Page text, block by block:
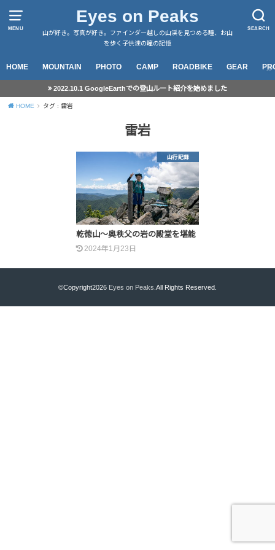
MENU SEARCH
Eyes on Peaks
山が好き。写真が好き。ファインダー越しの山渓を見つめる瞳、お山
を歩く子供達の瞳の記憶
HOME MOUNTAIN PHOTO CAMP ROADBIKE GEAR
2022.10.1 GoogleEarthでの登山ルート紹介を始めました
HOME タグ : 雷岩
雷岩
山行記録
乾徳山～奥秩父の岩の殿堂を堪能
2024年1月23日
©Copyright2026 Eyes on Peaks .All Rights Reserved.